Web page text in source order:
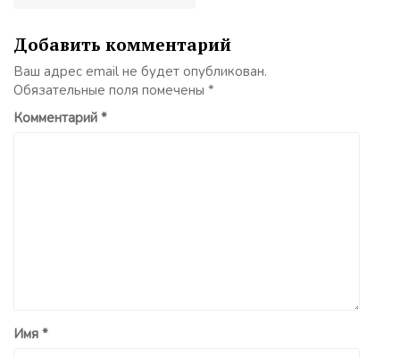
Добавить комментарий
Ваш адрес email не будет опубликован.
Обязательные поля помечены *
Комментарий *
Имя *